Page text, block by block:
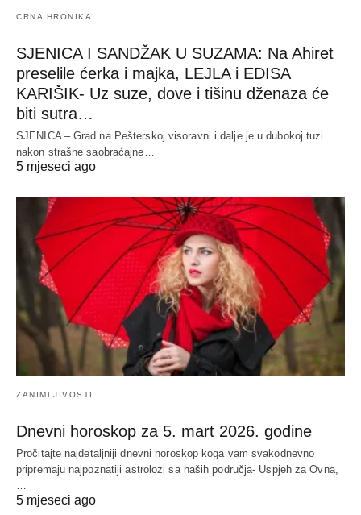
CRNA HRONIKA
SJENICA I SANDŽAK U SUZAMA: Na Ahiret
preselile ćerka i majka, LEJLA i EDISA
KARIŠIK- Uz suze, dove i tišinu dženaza će
biti sutra…
SJENICA – Grad na Pešterskoj visoravni i dalje je u dubokoj tuzi
nakon strašne saobraćajne…
5 mjeseci ago
ZANIMLJIVOSTI
Dnevni horoskop za 5. mart 2026. godine
Pročitajte najdetaljniji dnevni horoskop koga vam svakodnevno
pripremaju najpoznatiji astrolozi sa naših područja- Uspjeh za Ovna,
5 mjeseci ago